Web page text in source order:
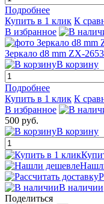
Подробнее
Купить в 1 клик К
В избранное
Зеркало d8 mm ZX-
В корзину
Подробнее
Купить в 1 клик К
В избранное
500 руб.
В корзину
В наличии
Поделиться